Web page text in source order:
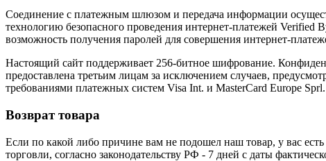
Соединение с платежным шлюзом и передача информации
технологию безопасного проведения интернет-платежей Verified
возможность получения паролей для совершения интернет-
Настоящий сайт поддерживает 256-битное шифрование.
предоставлена третьим лицам за исключением случаев,
требованиями платежных систем Visa Int. и MasterCard Europe Sprl.
Возврат товара
Если по какой либо причине вам не подошел наш товар, у вас
торговли, согласно законодательству РФ - 7 дней с даты